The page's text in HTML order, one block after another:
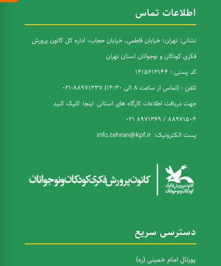
اطلاعات تماس
نشانی: تهران؛ خیابان فاطمی، خیابان حجاب، اداره کل کانون پرورش
فکری کودکان و نوجوانان استان تهران
کد پستی : 1415613144
تلفن : (تماس از ساعت 8 الی 14:30) 88971337-021
جهت دریافت اطلاعات کارگاه های استانی اینجا کلیک کنید
88971504 / 8971369 021
پست الکترونیک: info.tehran@kpf.ir
دسترسی سریع
پورتال امام خمینی (ره)